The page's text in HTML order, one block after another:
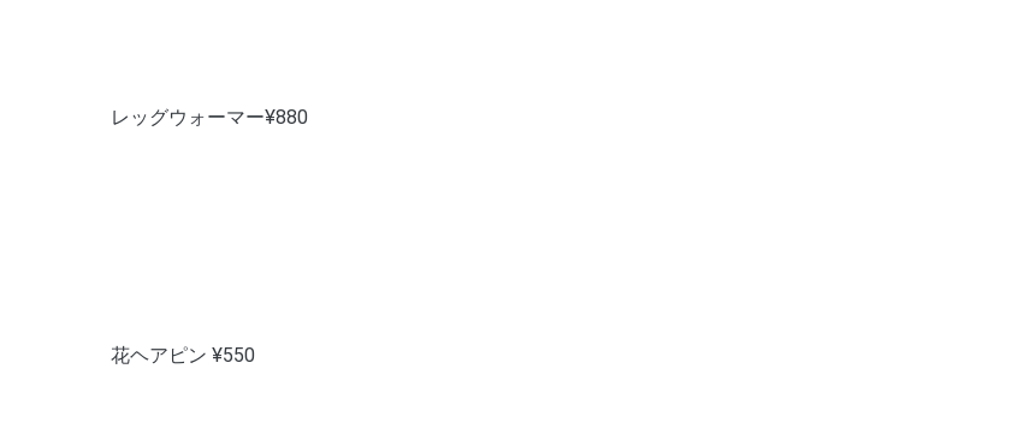
レッグウォーマー¥880
花ヘアピン ¥550